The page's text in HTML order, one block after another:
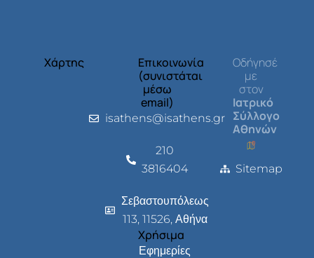
Χάρτης
Επικοινωνία
(συνιστάται
μέσω
email)
isathens@isathens.gr
210
3816404
Σεβαστουπόλεως
113, 11526, Αθήνα
Χρήσιμα
Εφημερίες
Οδήγησέ
με
στον
Ιατρικό
Σύλλογο
Αθηνών
Sitemap